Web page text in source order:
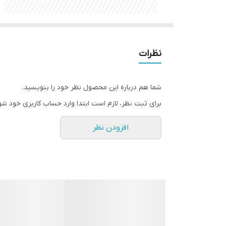
نظرات
شما هم درباره این محصول نظر خود را بنویسید.
برای ثبت نظر، لازم است ابتدا وارد حساب کاربری خود
افزودن نظر